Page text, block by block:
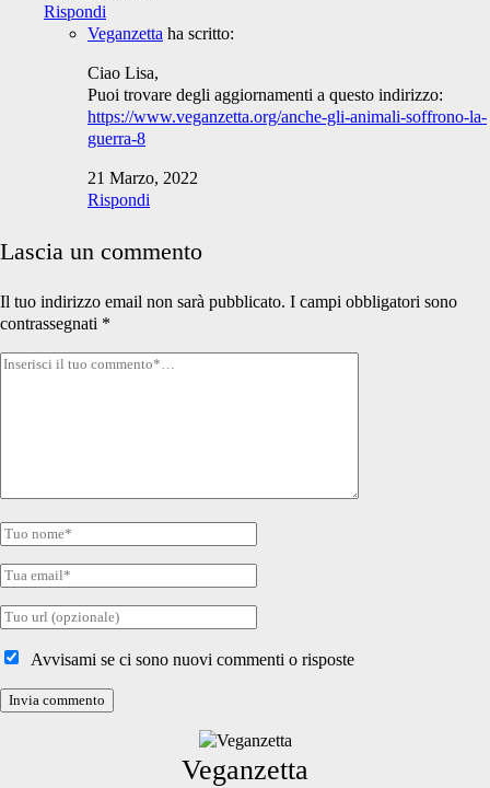
Rispondi
Veganzetta ha scritto:
Ciao Lisa,
Puoi trovare degli aggiornamenti a questo indirizzo:
https://www.veganzetta.org/anche-gli-animali-soffrono-la-
guerra-8
21 Marzo, 2022
Rispondi
Lascia un commento
Il tuo indirizzo email non sarà pubblicato. I campi obbligatori sono
contrassegnati *
Tuo
Tuo
Tua
Tuo
internetAvvisami se ci sono nuovi commenti o risposte
Veganzetta